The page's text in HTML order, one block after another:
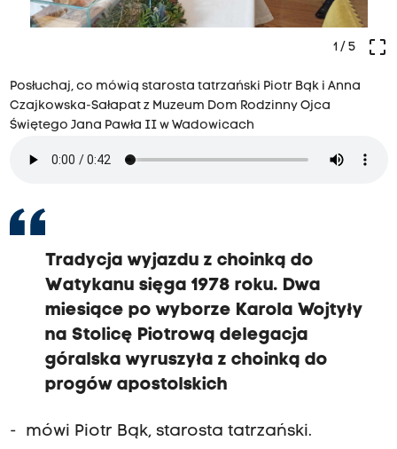
crop_free
1 / 5
Posłuchaj, co mówią starosta tatrzański Piotr Bąk i Anna
Czajkowska-Sałapat z Muzeum Dom Rodzinny Ojca
Świętego Jana Pawła II w Wadowicach
Tradycja wyjazdu z choinką do
Watykanu sięga 1978 roku. Dwa
miesiące po wyborze Karola Wojtyły
na Stolicę Piotrową delegacja
góralska wyruszyła z choinką do
progów apostolskich
- mówi Piotr Bąk, starosta tatrzański.